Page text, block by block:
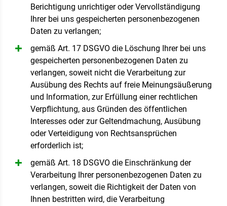
Berichtigung unrichtiger oder Vervollständigung
Ihrer bei uns gespeicherten personenbezogenen
Daten zu verlangen;
gemäß Art. 17 DSGVO die Löschung Ihrer bei uns
gespeicherten personenbezogenen Daten zu
verlangen, soweit nicht die Verarbeitung zur
Ausübung des Rechts auf freie Meinungsäußerung
und Information, zur Erfüllung einer rechtlichen
Verpflichtung, aus Gründen des öffentlichen
Interesses oder zur Geltendmachung, Ausübung
oder Verteidigung von Rechtsansprüchen
erforderlich ist;
gemäß Art. 18 DSGVO die Einschränkung der
Verarbeitung Ihrer personenbezogenen Daten zu
verlangen, soweit die Richtigkeit der Daten von
Ihnen bestritten wird, die Verarbeitung